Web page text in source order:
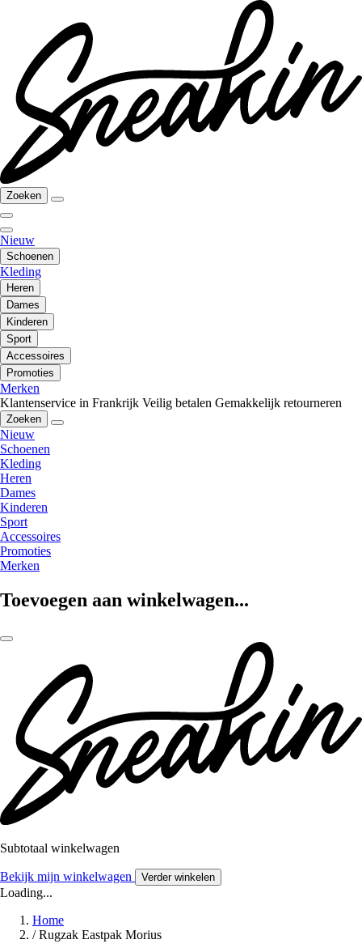
Zoeken
Nieuw
Schoenen
Kleding
Heren
Dames
Kinderen
Sport
Accessoires
Promoties
Merken
Klantenservice in Frankrijk Veilig betalen Gemakkelijk retourneren
Zoeken
Nieuw
Schoenen
Kleding
Heren
Dames
Kinderen
Sport
Accessoires
Promoties
Merken
Toevoegen aan winkelwagen...
Subtotaal winkelwagen
Bekijk mijn winkelwagen Verder winkelen
Loading...
Home
/ Rugzak Eastpak Morius